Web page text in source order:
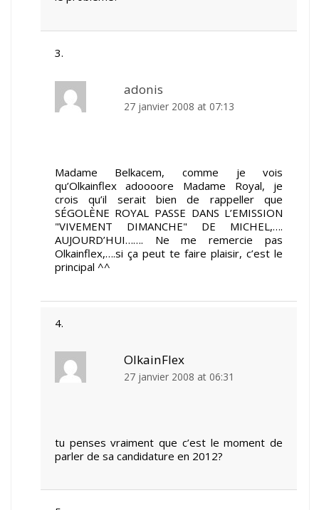
adonis
27 janvier 2008 at 07:13
Madame Belkacem, comme je vois
qu’Olkainflex adoooore Madame Royal, je
crois qu’il serait bien de rappeller que
SÉGOLÈNE ROYAL PASSE DANS L’EMISSION
"VIVEMENT DIMANCHE" DE MICHEL,….
AUJOURD’HUI……. Ne me remercie pas
Olkainflex,….si ça peut te faire plaisir, c’est le
principal ^^
OlkainFlex
27 janvier 2008 at 06:31
tu penses vraiment que c’est le moment de
parler de sa candidature en 2012?